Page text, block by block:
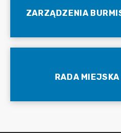
ZARZĄDZENIA
RADA MIEJSKA